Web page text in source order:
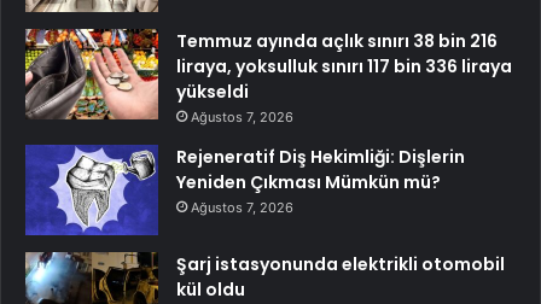
Temmuz ayında açlık sınırı 38 bin 216
liraya, yoksulluk sınırı 117 bin 336 liraya
yükseldi
Ağustos 7, 2026
Rejeneratif Diş Hekimliği: Dişlerin
Yeniden Çıkması Mümkün mü?
Ağustos 7, 2026
Şarj istasyonunda elektrikli otomobil
kül oldu